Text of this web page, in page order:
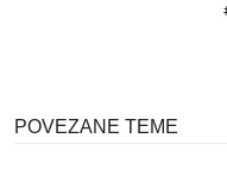
POVEZANE TEME